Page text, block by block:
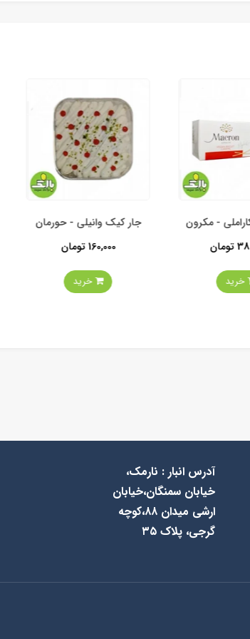
- مکرون
خرید
جار کیک وانیلی - حورمان
160,000 تومان
خرید
آدرس انبار : نارمک،
خیابان سمنگان،خیابان
ارشی میدان ۸۸،کوچه
گرجی، پلاک ۳۵